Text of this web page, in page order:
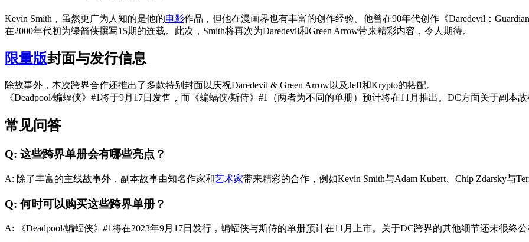
Kevin Smith，虽然更广为人知的是他的电影作品，但他在漫画界也有丰富的创作经验。他曾在90年代创作《Daredevil：
在2000年代初为绿箭侠撰写15期的连载。此次，Smith将再次为Daredevil和Green Arrow带来精彩内容，令人期待。
限量版封面与发行信息
除故事外，本次跨界合作还推出了多款特别封面以庆祝Daredevil & Green Arrow以及Jeff和Krypto的搭配。
《Deadpool/蝙蝠侠》#1将于9月17日发售，而《蝙蝠侠/斯侍》#1（两者为不同的单册）预计将在11月推出。DC方面关于副本
常见问答
Q: 这些跨界单册会有哪些亮点？
A: 除了丰富的主线故事外，副本故事由知名作家和艺术家带来精彩的合作，例如Kevin Smith与Adam Kubert、Chip Zdarsky与
Q: 何时可以购买这些跨界单册？
A: 《Deadpool/蝙蝠侠》#1将在2023年9月17日发行，蝙蝠侠与斯侍的单册预计在11月上市。关于DC跨界的其他细节还未很终